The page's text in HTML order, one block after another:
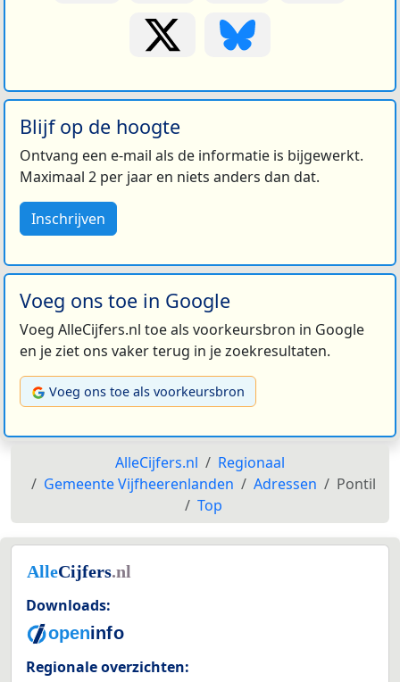
Blijf op de hoogte
Ontvang een e-mail als de informatie is bijgewerkt.
Maximaal 2 per jaar en niets anders dan dat.
Inschrijven
Voeg ons toe in Google
Voeg AlleCijfers.nl toe als voorkeursbron in Google
en je ziet ons vaker terug in je zoekresultaten.
Voeg ons toe als voorkeursbron
AlleCijfers.nl
Regionaal
Gemeente Vijfheerenlanden
Adressen
Pontil
Top
Downloads:
Regionale overzichten: